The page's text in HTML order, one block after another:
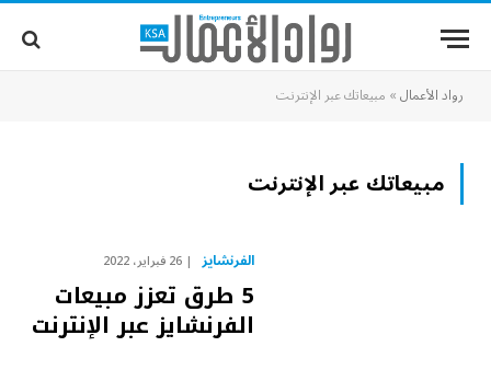
رواد الأعمال» مبيعاتك عبر الإنترنت
مبيعاتك عبر الإنترنت
الفرنشايز 26 فبراير، 2022
5 طرق تعزز مبيعات
الفرنشايز عبر الإنترنت